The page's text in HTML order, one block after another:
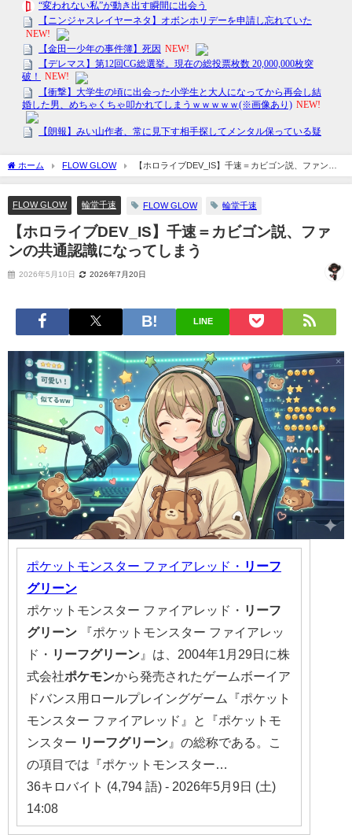
ホーム FLOW GLOW
【ホロライブDEV_IS】千速＝カビゴン説、ファンの
共通認識になってしまう
FLOW GLOW 輪堂千速 FLOW GLOW 輪堂千速
【ホロライブDEV_IS】千速＝カビゴン説、ファ
ンの共通認識になってしまう
2026年5月10日 2026年7月20日
LINE
ポケットモンスター ファイアレッド・ リーフ
グリーン
ポケットモンスター ファイアレッド・ リーフ
グリーン 『ポケットモンスター ファイアレッ
ド・ リーフグリーン 』は、2004年1月29日に株
式会社ポケモンから発売されたゲームボーイア
ドバンス用ロールプレイングゲーム『ポケット
モンスター ファイアレッド』と『ポケットモ
ンスター リーフグリーン 』の総称である。こ
の項目では『ポケットモンスター…
36キロバイト (4,794 語) - 2026年5月9日 (土)
14:08